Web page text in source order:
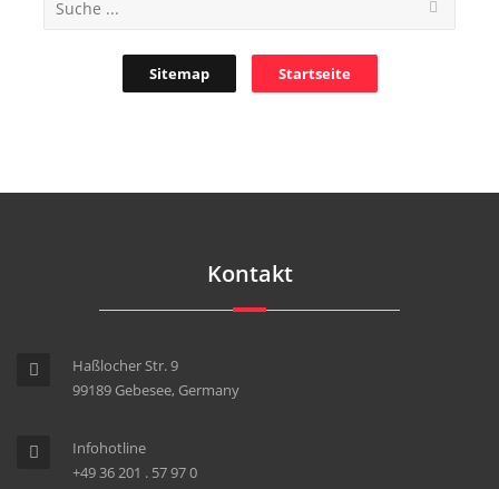
Sitemap Startseite
Kontakt
Haßlocher Str. 9
99189 Gebesee, Germany
Infohotline
+49 36 201 . 57 97 0